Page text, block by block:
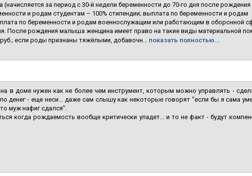
(начисляется за период с 30-й недели беременности до 70-го дня после рождения
и родам студентам – 100% стипендии; выплата по беременности и родам
по беременности и родам военнослужащим или работающим в оборонной
После рождения малыша женщина имеет право на такие виды материальной
если роды признаны тяжёлыми, добавочн... показать полностью...
в доме нужен как не более чем инструмент, которым можно управлять -
денег - еще неси... даже сам слышу как некоторые говорят "если бы я сама
муж нафиг сдался".
когда рождаемость вообще критически упадет... и то не факт - будут